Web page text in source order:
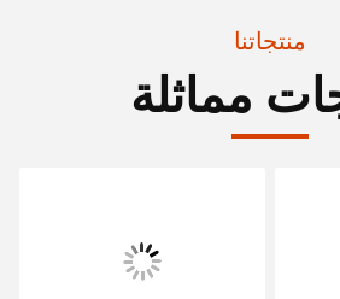
منتجاتنا
مماثلة